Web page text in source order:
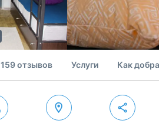
159 отзывов Услуги Как